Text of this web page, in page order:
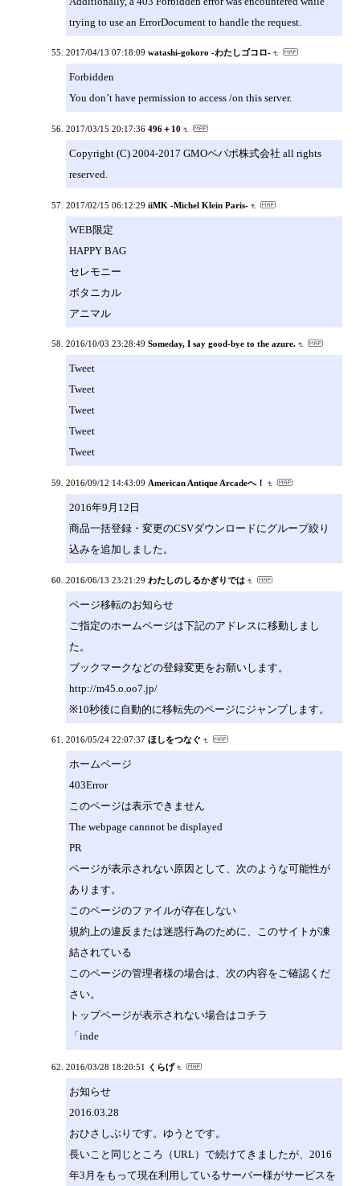
trying to use an ErrorDocument to handle the request.
2017/04/13 07:18:09 watashi-gokoro -わたしゴコロ-
Forbidden
You don’t have permission to access /on this server.
2017/03/15 20:17:36 496＋10
Copyright (C) 2004-2017 GMOペパボ株式会社 all rights
reserved.
2017/02/15 06:12:29 iiMK -Michel Klein Paris-
WEB限定
HAPPY BAG
セレモニー
ボタニカル
アニマル
2016/10/03 23:28:49 Someday, I say good-bye to the azure.
Tweet
Tweet
Tweet
Tweet
Tweet
2016/09/12 14:43:09 American Antique Arcadeへ！
2016年9月12日
商品一括登録・変更のCSVダウンロードにグループ絞り
込みを追加しました。
2016/06/13 23:21:29 わたしのしるかぎりでは
ページ移転のお知らせ
ご指定のホームページは下記のアドレスに移動しまし
た。
ブックマークなどの登録変更をお願いします。
http://m45.o.oo7.jp/
※10秒後に自動的に移転先のページにジャンプします。
2016/05/24 22:07:37 ほしをつなぐ
ホームページ
403Error
このページは表示できません
The webpage cannnot be displayed
PR
ページが表示されない原因として、次のような可能性が
あります。
このページのファイルが存在しない
規約上の違反または迷惑行為のために、このサイトが凍
結されている
このページの管理者様の場合は、次の内容をご確認くだ
さい。
トップページが表示されない場合はコチラ
「inde
2016/03/28 18:20:51 くらげ
お知らせ
2016.03.28
おひさしぶりです。ゆうとです。
長いこと同じところ（URL）で続けてきましたが、2016
年3月をもって現在利用しているサーバー様がサービスを